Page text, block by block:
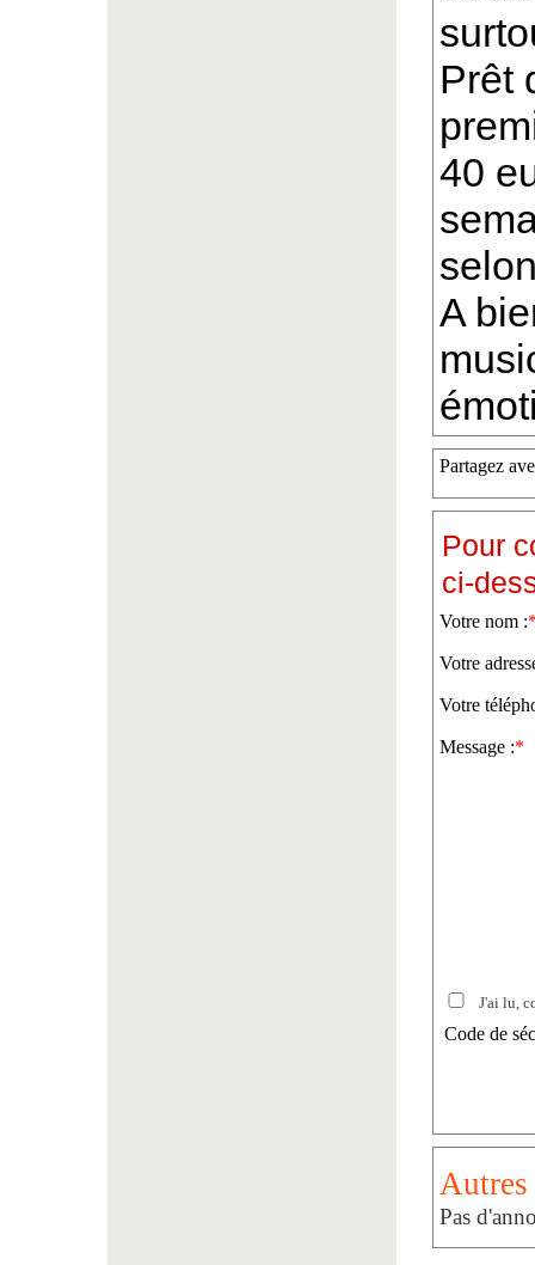
Prêt
40
A
Partagez
Pour
ci-
Votre nom :
Votre
Votre
Message :*
J'ai lu,
Code de
Autres
Pas